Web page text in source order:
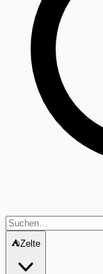
⛺Zelte